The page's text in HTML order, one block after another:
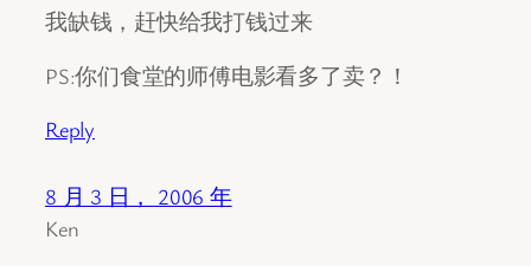
我缺钱，赶快给我打钱过来
PS:你们食堂的师傅电影看多了卖？！
Reply
8 月 3 日， 2006 年
Ken